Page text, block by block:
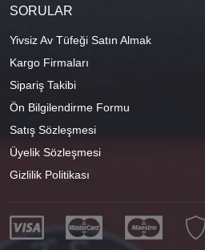
SORULAR
Yivsiz Av Tüfeği Satın Almak
Kargo Firmaları
Sipariş Takibi
Ön Bilgilendirme Formu
Satış Sözleşmesi
Üyelik Sözleşmesi
Gizlilik Politikası